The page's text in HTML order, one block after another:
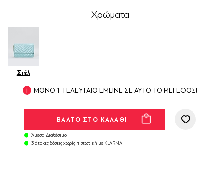
Χρώματα
Σιέλ
ΜΟΝΟ 1 ΤΕΛΕΥΤΑΙΟ ΕΜΕΙΝΕ ΣΕ ΑΥΤΟ ΤΟ ΜΕΓΕΘΟΣ!
Άμεσα Διαθέσιμο
3 άτοκες δόσεις χωρίς πιστωτική με KLARNA